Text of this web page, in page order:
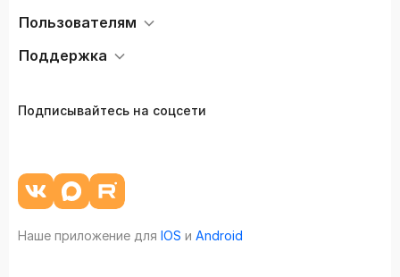
Пользователям
Поддержка
Подписывайтесь на соцсети
Наше приложение для IOS и Android